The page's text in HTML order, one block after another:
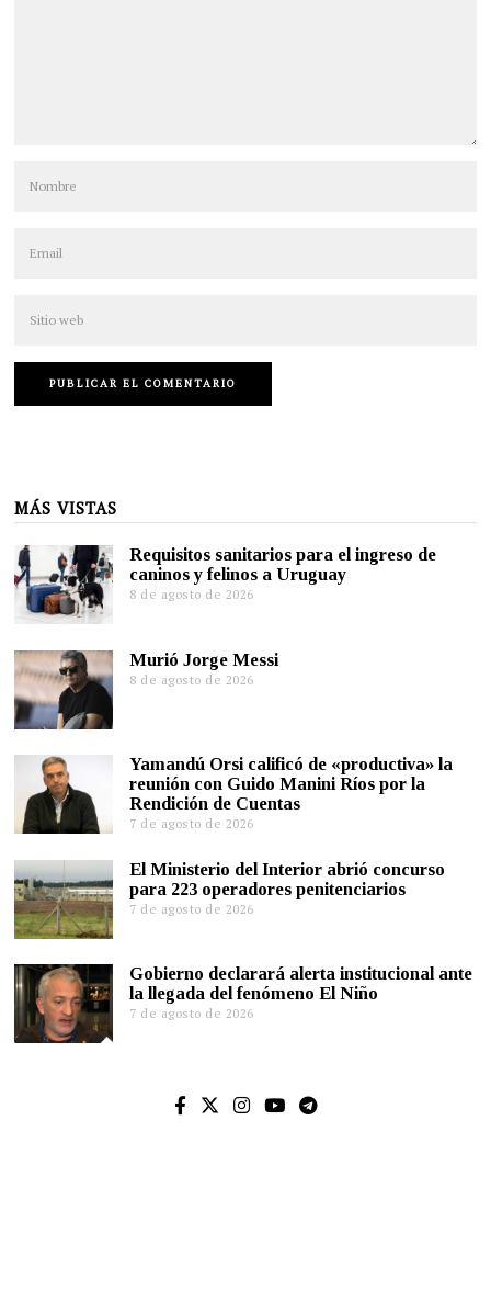
MÁS VISTAS
Requisitos sanitarios para el ingreso de
caninos y felinos a Uruguay
8 de agosto de 2026
Murió Jorge Messi
8 de agosto de 2026
Yamandú Orsi calificó de «productiva» la
reunión con Guido Manini Ríos por la
Rendición de Cuentas
7 de agosto de 2026
El Ministerio del Interior abrió concurso
para 223 operadores penitenciarios
7 de agosto de 2026
Gobierno declarará alerta institucional ante
la llegada del fenómeno El Niño
7 de agosto de 2026